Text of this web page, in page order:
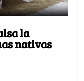
la
nativas